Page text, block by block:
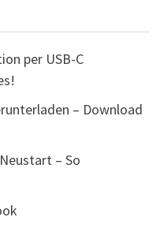
per USB-C
– Download
– So